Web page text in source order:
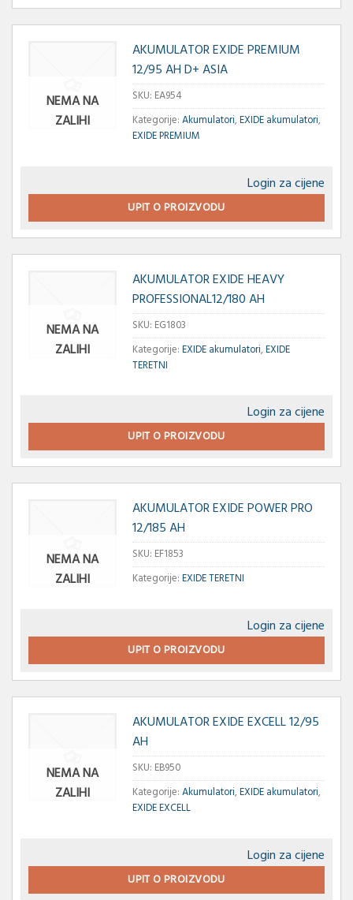
NEMA NA
ZALIHI
AKUMULATOR EXIDE PREMIUM
12/95 AH D+ ASIA
SKU: EA954
Kategorije:Akumulatori,EXIDE akumulatori,
EXIDE PREMIUM
Login za cijene
UPIT O PROIZVODU
NEMA NA
ZALIHI
AKUMULATOR EXIDE HEAVY
PROFESSIONAL12/180 AH
SKU: EG1803
Kategorije:EXIDE akumulatori,EXIDE
TERETNI
Login za cijene
UPIT O PROIZVODU
NEMA NA
ZALIHI
AKUMULATOR EXIDE POWER PRO
12/185 AH
SKU: EF1853
Kategorije:EXIDE TERETNI
Login za cijene
UPIT O PROIZVODU
NEMA NA
ZALIHI
AKUMULATOR EXIDE EXCELL 12/95
AH
SKU: EB950
Kategorije:Akumulatori,EXIDE akumulatori,
EXIDE EXCELL
Login za cijene
UPIT O PROIZVODU